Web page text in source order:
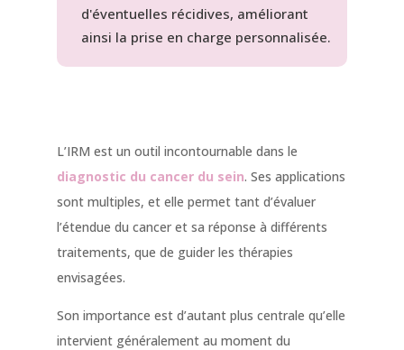
d'éventuelles récidives, améliorant
ainsi la prise en charge personnalisée.
L’IRM est un outil incontournable dans le
diagnostic du cancer du sein. Ses applications
sont multiples, et elle permet tant d’évaluer
l’étendue du cancer et sa réponse à différents
traitements, que de guider les thérapies
envisagées.
Son importance est d’autant plus centrale qu’elle
intervient généralement au moment du